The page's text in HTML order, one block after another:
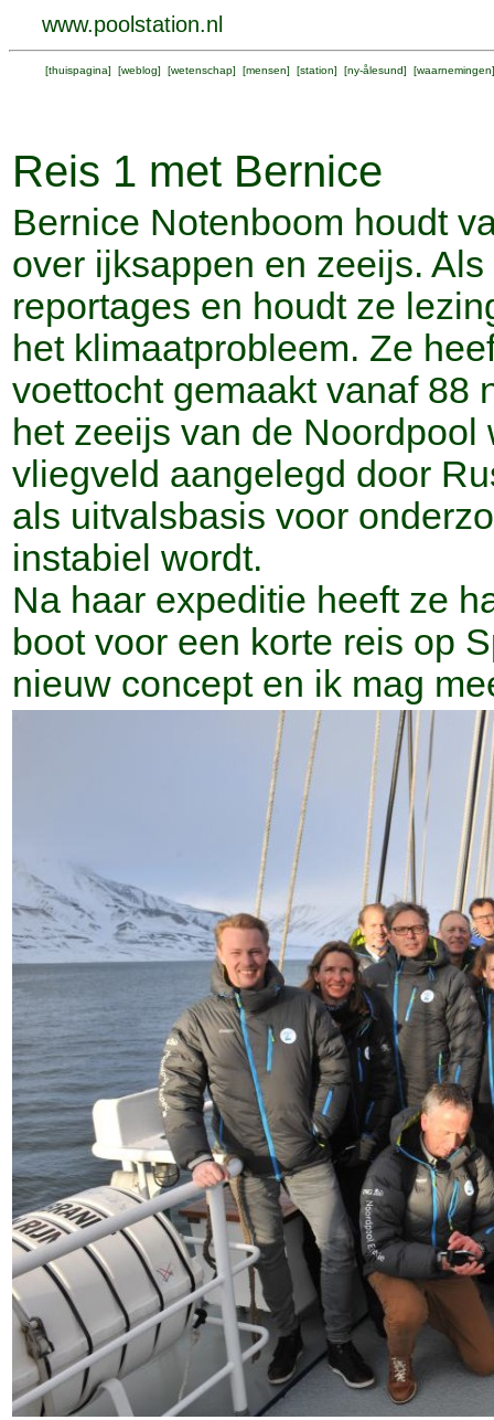
www.poolstation.nl
[thuispagina] [weblog] [wetenschap] [mensen] [station] [ny-ålesund] [waarnemingen
Reis 1 met Bernice
Bernice Notenboom houdt
over ijksappen en zeeijs.
reportages en houdt ze
het klimaatprobleem. Ze
voettocht gemaakt vanaf 88
het zeeijs van de
vliegveld aangelegd door
als uitvalsbasis voor
instabiel wordt.
Na haar expeditie heeft ze
boot voor een korte reis op
nieuw concept en ik mag